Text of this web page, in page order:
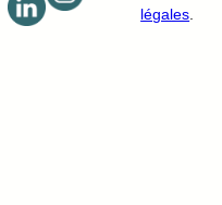
légales